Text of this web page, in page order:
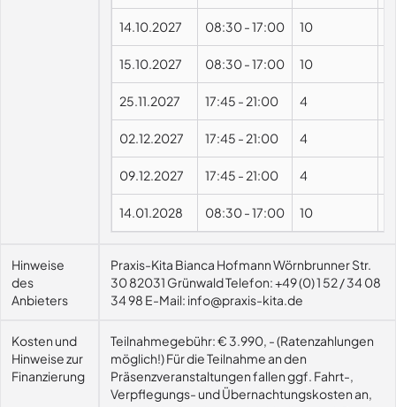
14.10.2027 08:30-17:00 10
15.10.2027 08:30-17:00 10
25.11.2027 17:45 - 21:00 4
02.12.2027 17:45 - 21:00 4
09.12.2027 17:45 - 21:00 4
14.01.2028 08:30-17:00 10
Hinweise
des
Anbieters
Praxis-Kita Bianca Hofmann Wörnbrunner Str.
30 82031 Grünwald Telefon: +49 (0) 1 52 / 34 08
34 98 E-Mail: info@praxis-kita.de
Kosten und
Hinweise zur
Finanzierung
Teilnahmegebühr: € 3.990, - (Ratenzahlungen
möglich!) Für die Teilnahme an den
Präsenzveranstaltungen fallen ggf. Fahrt-,
Verpflegungs- und Übernachtungskosten an,